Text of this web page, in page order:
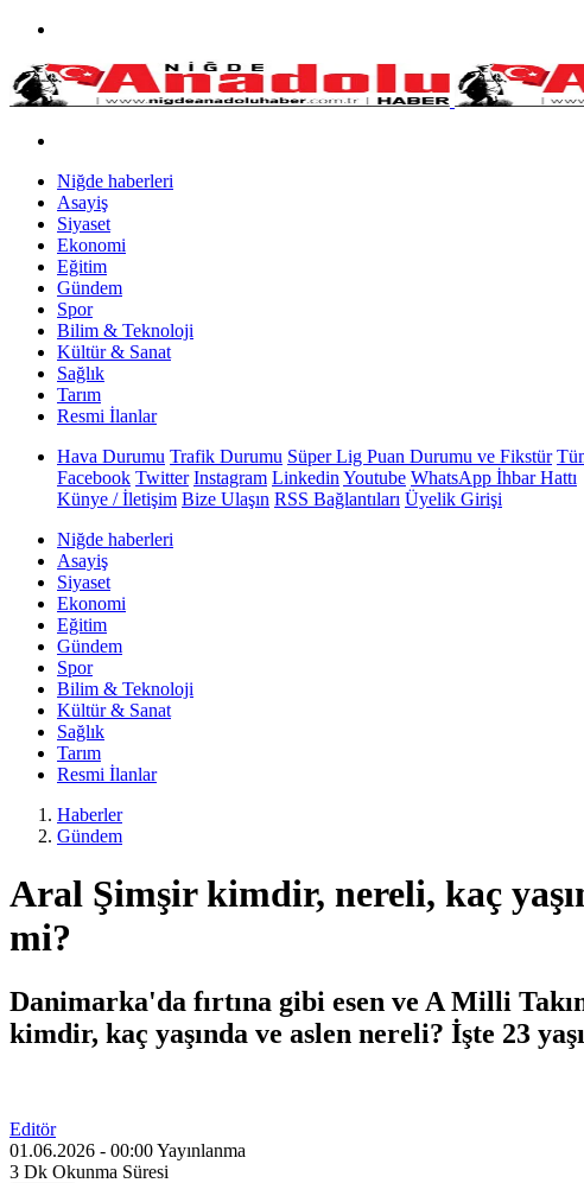
Niğde haberleri
Asayiş
Siyaset
Ekonomi
Eğitim
Gündem
Spor
Bilim & Teknoloji
Kültür & Sanat
Sağlık
Tarım
Resmi İlanlar
Hava Durumu Trafik Durumu Süper Lig Puan Durumu ve Fikstür
Facebook Twitter Instagram Linkedin Youtube WhatsApp İhbar Hattı
Künye / İletişim Bize Ulaşın RSS Bağlantıları Üyelik Girişi
Niğde haberleri
Asayiş
Siyaset
Ekonomi
Eğitim
Gündem
Spor
Bilim & Teknoloji
Kültür & Sanat
Sağlık
Tarım
Resmi İlanlar
Haberler
Gündem
Aral Şimşir kimdir, nereli, kaç
mi?
Danimarka'da fırtına gibi esen ve A Milli
kimdir, kaç yaşında ve aslen nereli? İşte 23
Editör
01.06.2026 - 00:00Yayınlanma
3 Dk Okunma Süresi